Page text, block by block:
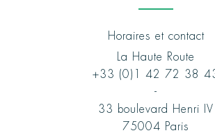
Horaires et contact
La Haute Route
+33 (0)1 42 72 38
-
33 boulevard Henri IV
75004 Paris